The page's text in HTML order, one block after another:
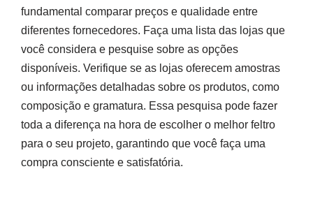
fundamental comparar preços e qualidade entre
diferentes fornecedores. Faça uma lista das lojas que
você considera e pesquise sobre as opções
disponíveis. Verifique se as lojas oferecem amostras
ou informações detalhadas sobre os produtos, como
composição e gramatura. Essa pesquisa pode fazer
toda a diferença na hora de escolher o melhor feltro
para o seu projeto, garantindo que você faça uma
compra consciente e satisfatória.